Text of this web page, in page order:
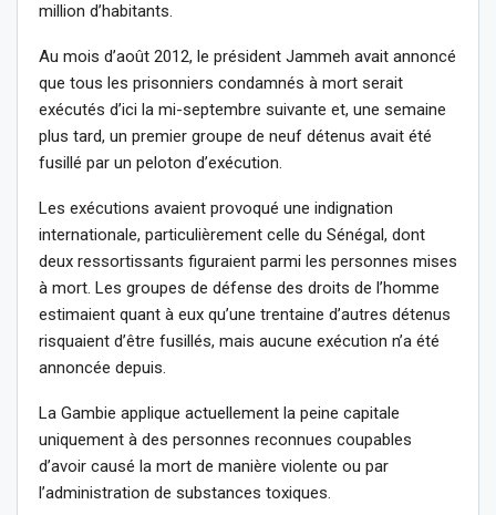
million d’habitants.
Au mois d’août 2012, le président Jammeh avait annoncé
que tous les prisonniers condamnés à mort serait
exécutés d’ici la mi-septembre suivante et, une semaine
plus tard, un premier groupe de neuf détenus avait été
fusillé par un peloton d’exécution.
Les exécutions avaient provoqué une indignation
internationale, particulièrement celle du Sénégal, dont
deux ressortissants figuraient parmi les personnes mises
à mort. Les groupes de défense des droits de l’homme
estimaient quant à eux qu’une trentaine d’autres détenus
risquaient d’être fusillés, mais aucune exécution n’a été
annoncée depuis.
La Gambie applique actuellement la peine capitale
uniquement à des personnes reconnues coupables
d’avoir causé la mort de manière violente ou par
l’administration de substances toxiques.